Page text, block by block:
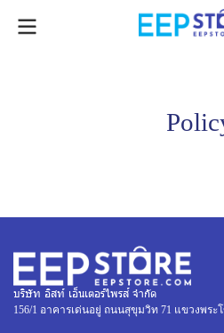
บริษัท อิสท์ เอ็นเตอร์ไพรส์ จำกัด
156/1 อาคารเด่นอยู่ ถนนสุขุมวิท 71 แขวงพร